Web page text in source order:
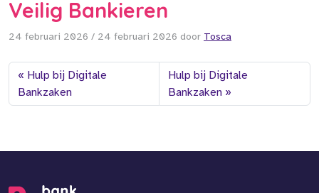
Veilig Bankieren
24 februari 2026 / 24 februari 2026 door Tosca
Hulp bij Digitale
Bankzaken
Hulp bij Digitale
Bankzaken